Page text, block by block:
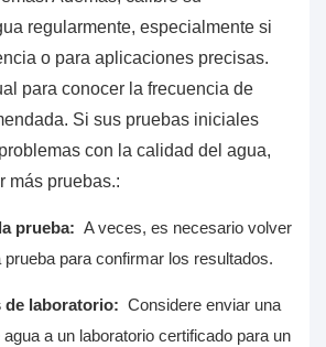
regularmente, especialmente si
o para aplicaciones precisas.
para conocer la frecuencia de
Si sus pruebas iniciales
con la calidad del agua,
más pruebas.:
prueba: A veces, es necesario volver
prueba para confirmar los resultados.
de laboratorio: Considere enviar una
a un laboratorio certificado para un